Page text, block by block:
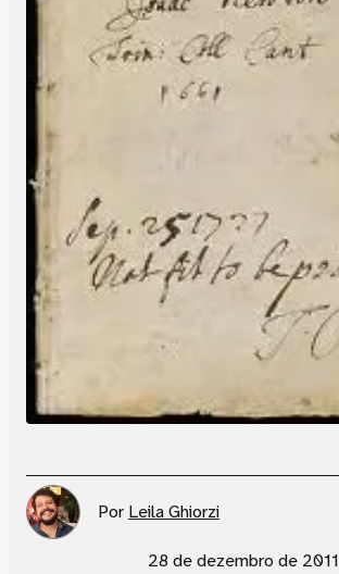
Por Leila Ghiorzi
28 de dezembro de 2011